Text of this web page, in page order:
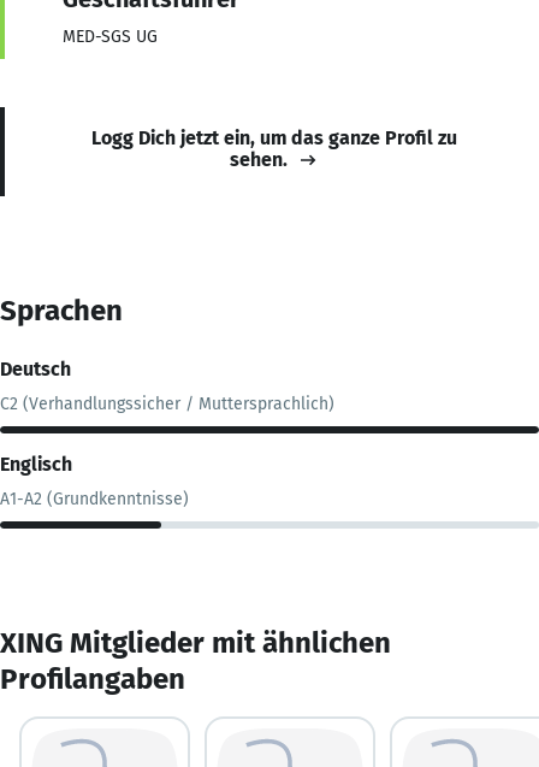
MED-SGS UG
Logg Dich jetzt ein, um das ganze Profil zu
sehen.
Sprachen
Deutsch
C2 (Verhandlungssicher / Muttersprachlich)
Englisch
A1-A2 (Grundkenntnisse)
XING Mitglieder mit ähnlichen
Profilangaben